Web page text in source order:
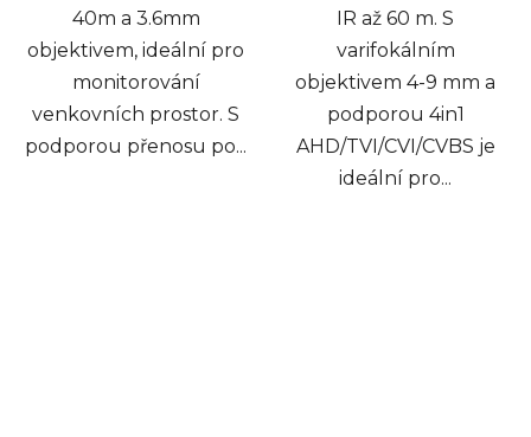
40m a 3.6mm
objektivem, ideální pro
monitorování
venkovních prostor. S
podporou přenosu po...
IR až 60 m. S
varifokálním
objektivem 4-9 mm a
podporou 4in1
AHD/TVI/CVI/CVBS je
ideální pro...